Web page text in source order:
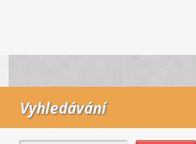
Vyhledávání